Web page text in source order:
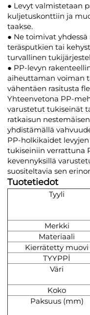
● Levyt valmistetaan
kuljetuskonttiin ja
taakse.
● Ne toimivat
teräsputkien tai
turvallinen
● PP-levyn
aiheuttaman voiman
vähentäen rasitusta
Yhteenvetona PP-
varustetut tukiseinät
ratkaisun
yhdistämällä
PP-holkikaidet
tukiseiniin verrattuna
kevennyksillä
suositeltavia sen
Tuotetiedot
Tyyli
Merkki
Materiaali
Kierrätetty muovi
TYYPPİ
Väri
Koko
Paksuus (mm)